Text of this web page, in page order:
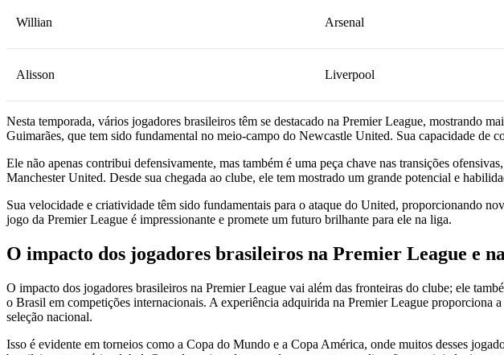
Willian Arsenal
Alisson Liverpool
Nesta temporada, vários jogadores brasileiros têm se destacado na Premier League, mostrando
Guimarães, que tem sido fundamental no meio-campo do Newcastle United. Sua capacidade de
Ele não apenas contribui defensivamente, mas também é uma peça chave nas transições
Manchester United. Desde sua chegada ao clube, ele tem mostrado um grande potencial e
Sua velocidade e criatividade têm sido fundamentais para o ataque do United, proporcionando
jogo da Premier League é impressionante e promete um futuro brilhante para ele na liga.
O impacto dos jogadores brasileiros na Premier League e
O impacto dos jogadores brasileiros na Premier League vai além das fronteiras do clube; ele
o Brasil em competições internacionais. A experiência adquirida na Premier League proporciona
seleção nacional.
Isso é evidente em torneios como a Copa do Mundo e a Copa América, onde muitos desses